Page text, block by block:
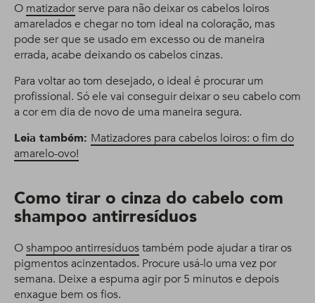
O matizadorserve para não deixar os cabelos loiros
amarelados e chegar no tom ideal na coloração, mas
pode ser que se usado em excesso ou de maneira
errada, acabe deixando os cabelos cinzas.
Para voltar ao tom desejado, o ideal é procurar um
profissional. Só ele vai conseguir deixar o seu cabelo com
a cor em dia de novo de uma maneira segura.
Leia também: Matizadores para cabelos loiros: o fim do
amarelo-ovo!
Como tirar o cinza do cabelo com
shampoo antirresíduos
Oshampoo antirresíduostambém pode ajudar a tirar os
pigmentos acinzentados. Procure usá-lo uma vez por
semana. Deixe a espuma agir por 5 minutos e depois
enxague bem os fios.